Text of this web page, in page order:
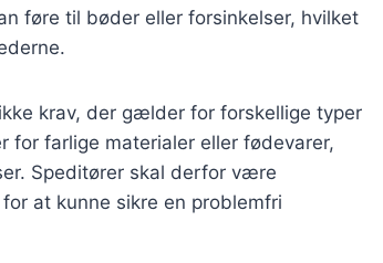
føre til bøder eller forsinkelser, hvilket
krav, der gælder for forskellige typer
for farlige materialer eller fødevarer,
Speditører skal derfor være
at kunne sikre en problemfri